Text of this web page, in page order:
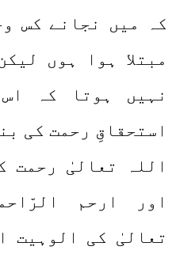
کہ میں نجانے کس
مبتلا ہوا ہوں
نہیں ہوتا کہ
استحقاقِ رحمت کی
اللہ تعالیٰ رحمت
اور ارحم
تعالیٰ کی الوہیت